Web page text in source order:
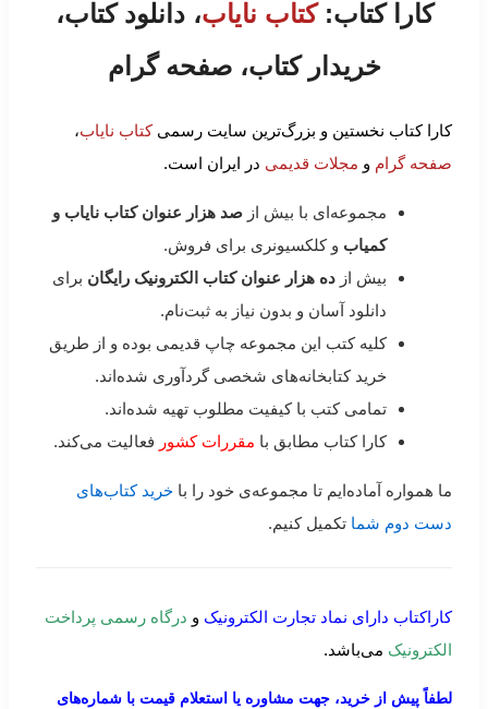
کارا کتاب:کتاب نایاب، دانلود کتاب،
خریدار کتاب، صفحه گرام
کارا کتاب نخستین و بزرگ‌ترین سایت رسمیکتاب نایاب،
صفحه گرام و مجلات قدیمی در ایران است.
مجموعه‌ای با بیش از صد هزار عنوان کتاب نایاب و
کمیاب و کلکسیونری برای فروش.
بیش از ده هزار عنوان کتاب الکترونیک رایگان برای
دانلود آسان و بدون نیاز به ثبت‌نام.
کلیه کتب این مجموعه چاپ قدیمی بوده و از طریق
خرید کتابخانه‌های شخصی گردآوری شده‌اند.
تمامی کتب با کیفیت مطلوب تهیه شده‌اند.
کارا کتاب مطابق با مقررات کشور فعالیت می‌کند.
ما همواره آماده‌ایم تا مجموعه‌ی خود را با خرید کتاب‌های
دست دوم شما تکمیل کنیم.
کاراکتاب دارای نماد تجارت الکترونیک و درگاه رسمی پرداخت
الکترونیک می‌باشد.
لطفاً پیش از خرید، جهت مشاوره یا استعلام قیمت با شماره‌های